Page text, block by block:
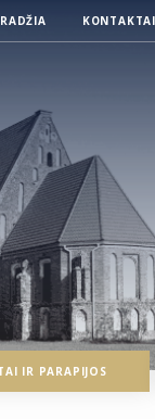
KONTAKTAI
IR PARAPIJOS